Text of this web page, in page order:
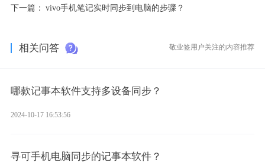
下一篇： vivo手机笔记实时同步到电脑的步骤？
相关问答 敬业签用户关注的内容推荐
哪款记事本软件支持多设备同步？
2024-10-17 16:53:56
寻可手机电脑同步的记事本软件？